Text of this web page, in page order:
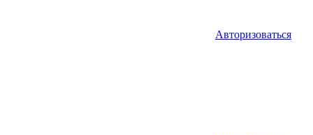
Авторизоваться